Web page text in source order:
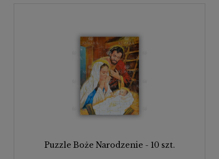
Puzzle Boże Narodzenie - 10 szt.